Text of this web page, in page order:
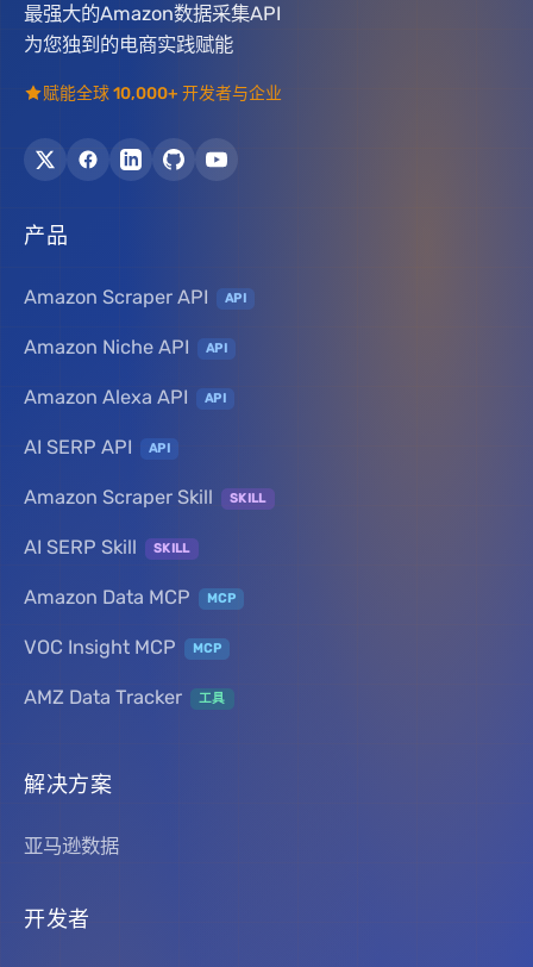
最强大的Amazon数据采集API
为您独到的电商实践赋能
赋能全球 10,000+ 开发者与企业
产品
Amazon Scraper API API
Amazon Niche API API
Amazon Alexa API API
AI SERP API API
Amazon Scraper Skill SKILL
AI SERP Skill SKILL
Amazon Data MCP MCP
VOC Insight MCP MCP
AMZ Data Tracker 工具
解决方案
亚马逊数据
开发者